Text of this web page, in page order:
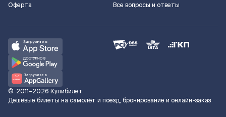
Оферта
Все вопросы и ответы
© 2011–2026 Купибилет
Дешёвые билеты на самолёт и поезд, бронирование и онлайн-заказ